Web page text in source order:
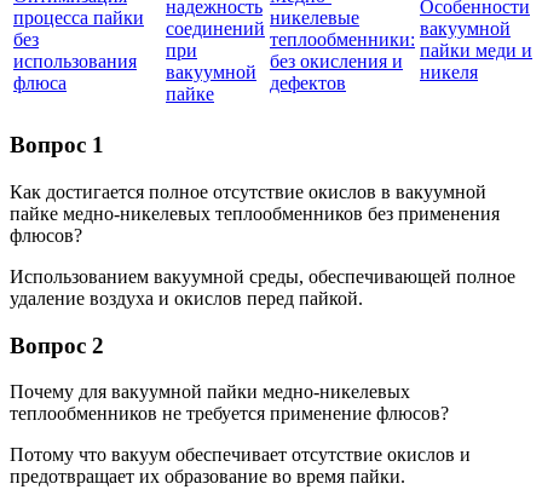
процесса пайки
без
использования
флюса
надежность
соединений
при
вакуумной
пайке
никелевые
теплообменники:
без окисления и
дефектов
Особенности
вакуумной
пайки меди и
никеля
Вопрос 1
Как достигается полное отсутствие окислов в вакуумной
пайке медно-никелевых теплообменников без применения
флюсов?
Использованием вакуумной среды, обеспечивающей полное
удаление воздуха и окислов перед пайкой.
Вопрос 2
Почему для вакуумной пайки медно-никелевых
теплообменников не требуется применение флюсов?
Потому что вакуум обеспечивает отсутствие окислов и
предотвращает их образование во время пайки.